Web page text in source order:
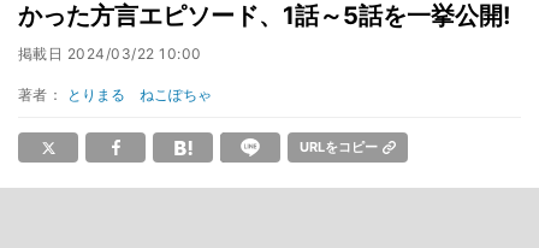
かった方言エピソード、1話～5話を一挙公開!
掲載日 2024/03/22 10:00
著者： とりまる ねこぽちゃ
URLをコピー